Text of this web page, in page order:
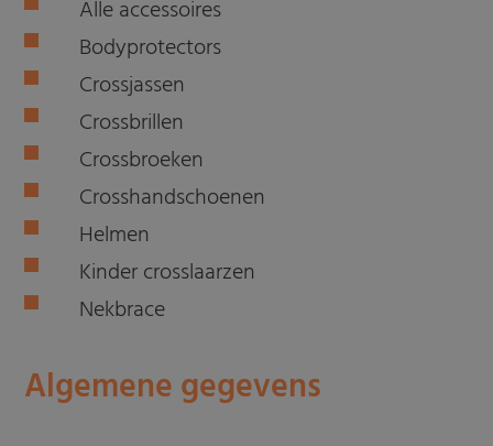
Alle accessoires
Bodyprotectors
Crossjassen
Crossbrillen
Crossbroeken
Crosshandschoenen
Helmen
Kinder crosslaarzen
Nekbrace
Algemene gegevens